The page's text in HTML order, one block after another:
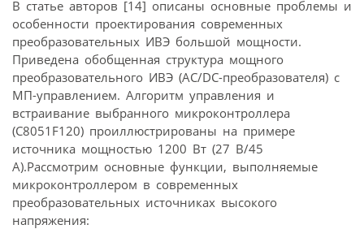
В статье авторов [14] описаны основные проблемы и
особенности проектирования современных
преобразовательных ИВЭ большой мощности.
Приведена обобщенная структура мощного
преобразовательного ИВЭ (AC/DC-преобразователя) с
МП-управлением. Алгоритм управления и
встраивание выбранного микроконтроллера
(C8051F120) проиллюстрированы на примере
источника мощностью 1200 Вт (27 В/45
А).Рассмотрим основные функции, выполняемые
микроконтроллером в современных
преобразовательных источниках высокого
напряжения: